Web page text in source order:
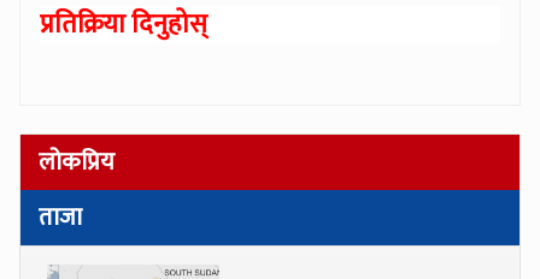
प्रतिक्रिया दिनुहोस्
लोकप्रिय
ताजा